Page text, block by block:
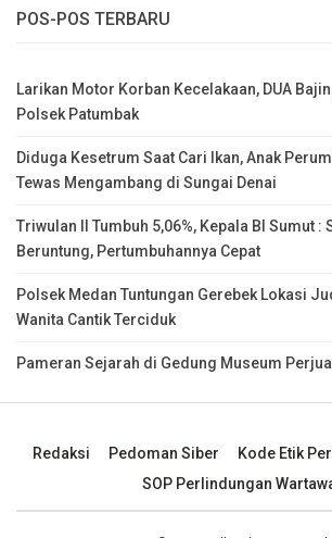
POS-POS TERBARU
Larikan Motor Korban Kecelakaan, DUA
Polsek Patumbak
Diduga Kesetrum Saat Cari Ikan, Anak
Tewas Mengambang di Sungai Denai
Triwulan II Tumbuh 5,06%, Kepala BI Sumut :
Beruntung, Pertumbuhannya Cepat
Polsek Medan Tuntungan Gerebek Lokasi
Wanita Cantik Terciduk
Pameran Sejarah di Gedung Museum
Redaksi Pedoman Siber
Kode Etik
SOP Perlindungan